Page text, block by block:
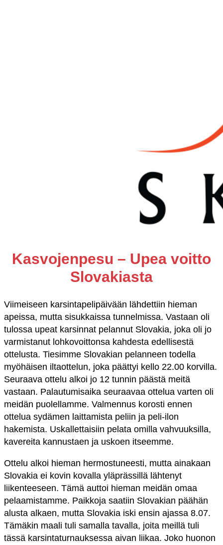
Kasvojenpesu – Upea voitto
Slovakiasta
Viimeiseen karsintapelipäivään lähdettiin hieman
apeissa, mutta sisukkaissa tunnelmissa. Vastaan oli
tulossa upeat karsinnat pelannut Slovakia, joka oli jo
varmistanut lohkovoittonsa kahdesta edellisestä
ottelusta. Tiesimme Slovakian pelanneen todella
myöhäisen iltaottelun, joka päättyi kello 22.00 korvilla.
Seuraava ottelu alkoi jo 12 tunnin päästä meitä
vastaan. Palautumisaika seuraavaa ottelua varten oli
meidän puolellamme. Valmennus korosti ennen
ottelua sydämen laittamista peliin ja peli-ilon
hakemista. Uskallettaisiin pelata omilla vahvuuksilla,
kavereita kannustaen ja uskoen itseemme.
Ottelu alkoi hieman hermostuneesti, mutta ainakaan
Slovakia ei kovin kovalla yläprässillä lähtenyt
liikenteeseen. Tämä auttoi hieman meidän omaa
pelaamistamme. Paikkoja saatiin Slovakian päähän
alusta alkaen, mutta Slovakia iski ensin ajassa 8.07.
Tämäkin maali tuli samalla tavalla, joita meillä tuli
tässä karsintaturnauksessa aivan liikaa. Joko huonon